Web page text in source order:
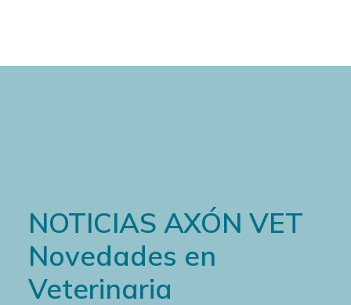
NOTICIAS AXÓN VET
Novedades en
Veterinaria